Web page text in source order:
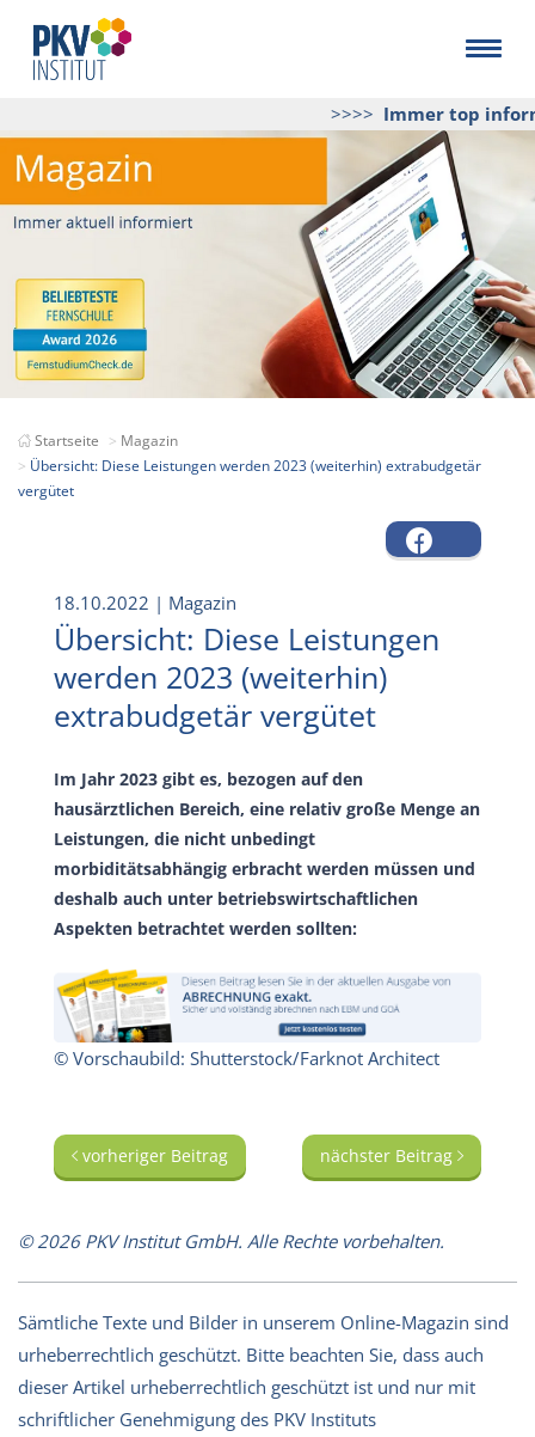
>>>>Immer top
Startseite
Magazin
Übersicht: Diese Leistungen werden 2023 (weiterhin) extrabudgetär
vergütet
18.10.2022 | Magazin
Übersicht: Diese Leistungen
werden 2023 (weiterhin)
extrabudgetär vergütet
Im Jahr 2023 gibt es, bezogen auf den
hausärztlichen Bereich, eine relativ große Menge an
Leistungen, die nicht unbedingt
morbiditätsabhängig erbracht werden müssen und
deshalb auch unter betriebswirtschaftlichen
Aspekten betrachtet werden sollten:
© Vorschaubild: Shutterstock/Farknot Architect
vorheriger Beitrag nächster Beitrag
© 2026 PKV Institut GmbH. Alle Rechte vorbehalten.
Sämtliche Texte und Bilder in unserem Online-Magazin sind
urheberrechtlich geschützt. Bitte beachten Sie, dass auch
dieser Artikel urheberrechtlich geschützt ist und nur mit
schriftlicher Genehmigung des PKV Instituts